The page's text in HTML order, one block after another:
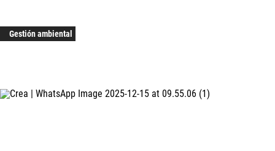
Gestión ambiental